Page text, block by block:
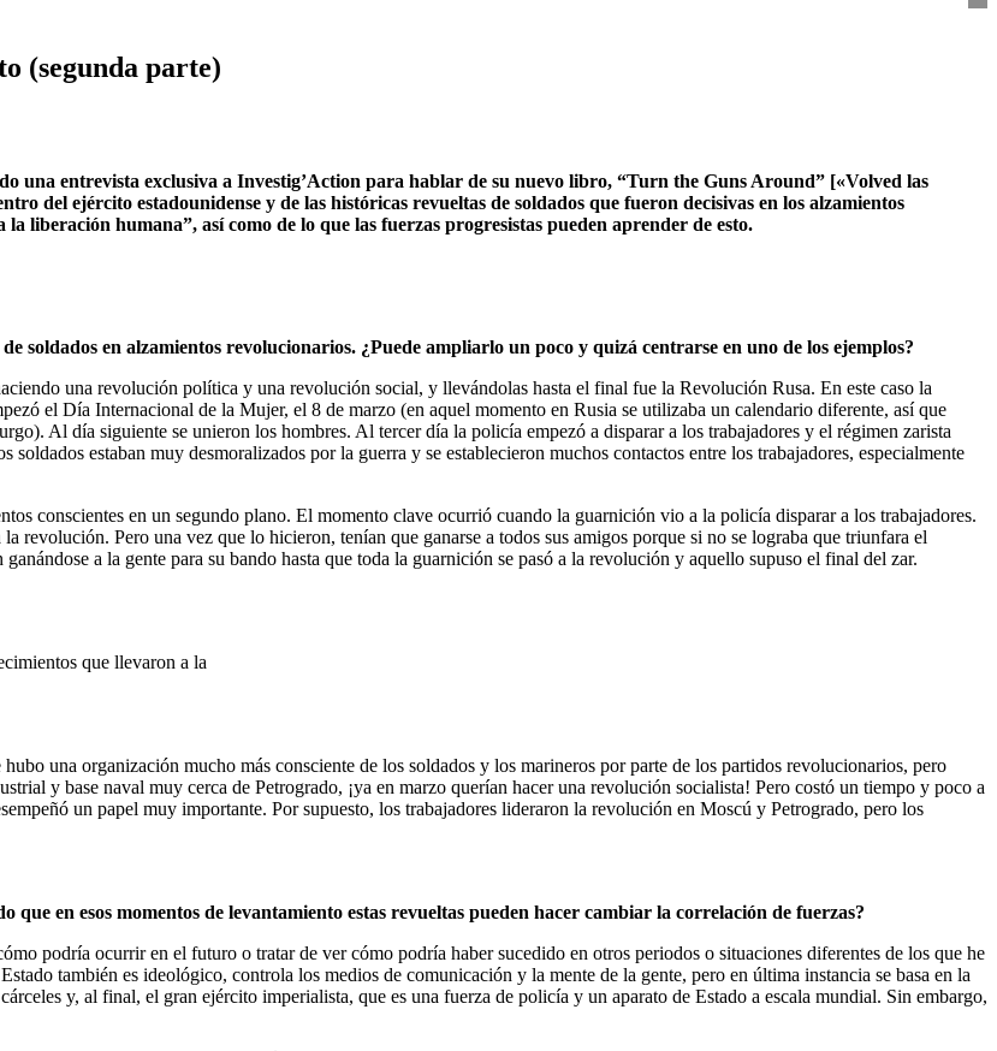
(segunda parte)
una entrevista exclusiva a Investig’Action para hablar de su nuevo libro, “Turn the Guns Around” [«Volved las
del ejército estadounidense y de las históricas revueltas de soldados que fueron decisivas en los alzamientos
liberación humana”, así como de lo que las fuerzas progresistas pueden aprender de esto.
soldados en alzamientos revolucionarios. ¿Puede ampliarlo un poco y quizá centrarse en uno de los ejemplos?
una revolución política y una revolución social, y llevándolas hasta el final fue la Revolución Rusa. En este caso la
el Día Internacional de la Mujer, el 8 de marzo (en aquel momento en Rusia se utilizaba un calendario diferente, así que
Al día siguiente se unieron los hombres. Al tercer día la policía empezó a disparar a los trabajadores y el régimen zarista
estaban muy desmoralizados por la guerra y se establecieron muchos contactos entre los trabajadores, especialmente
conscientes en un segundo plano. El momento clave ocurrió cuando la guarnición vio a la policía disparar a los trabajadores.
revolución. Pero una vez que lo hicieron, tenían que ganarse a todos sus amigos porque si no se lograba que triunfara el
a la gente para su bando hasta que toda la guarnición se pasó a la revolución y aquello supuso el final del zar.
que llevaron a la
una organización mucho más consciente de los soldados y los marineros por parte de los partidos revolucionarios, pero
y base naval muy cerca de Petrogrado, ¡ya en marzo querían hacer una revolución socialista! Pero costó un tiempo y poco a
un papel muy importante. Por supuesto, los trabajadores lideraron la revolución en Moscú y Petrogrado, pero los
en esos momentos de levantamiento estas revueltas pueden hacer cambiar la correlación de fuerzas?
podría ocurrir en el futuro o tratar de ver cómo podría haber sucedido en otros periodos o situaciones diferentes de los que he
también es ideológico, controla los medios de comunicación y la mente de la gente, pero en última instancia se basa en la
y, al final, el gran ejército imperialista, que es una fuerza de policía y un aparato de Estado a escala mundial. Sin embargo,